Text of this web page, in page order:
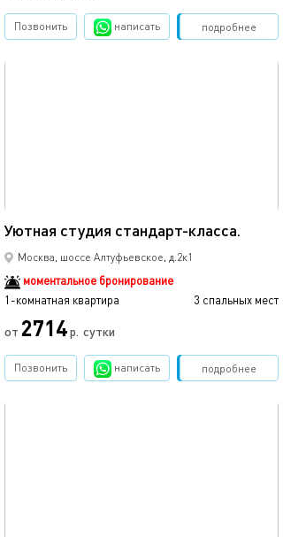
подробнее
Позвонить написать Забронировать
Уютная студия стандарт-класса.
Москва, шоссе Алтуфьевское, д.2к1
моментальное бронирование
1-комнатная квартира
3 спальных мест
от 2714р. сутки
подробнее
Позвонить написать Забронировать